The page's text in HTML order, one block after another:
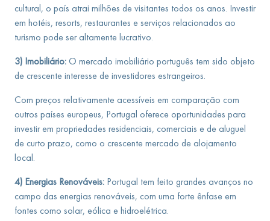
cultural, o país atrai milhões de visitantes todos os anos. Investir
em hotéis, resorts, restaurantes e serviços relacionados ao
turismo pode ser altamente lucrativo.
3) Imobiliário: O mercado imobiliário português tem sido objeto
de crescente interesse de investidores estrangeiros.
Com preços relativamente acessíveis em comparação com
outros países europeus, Portugal oferece oportunidades para
investir em propriedades residenciais, comerciais e de aluguel
de curto prazo, como o crescente mercado de alojamento
local.
4) Energias Renováveis: Portugal tem feito grandes avanços no
campo das energias renováveis, com uma forte ênfase em
fontes como solar, eólica e hidroelétrica.